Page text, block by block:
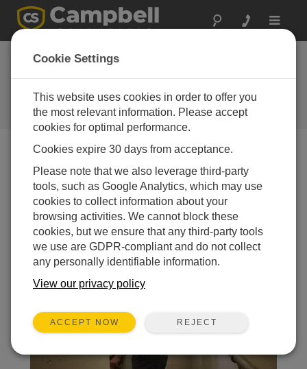
Toggle
VSPECT ®を使用した検証：不
良センサーか不良データか?
Jacqalyn Maughan| 更新日: 04/06/2023 | コメント: 0
Blog Menu
Cookie Settings
This website uses cookies in order to offer you
the most relevant information. Please accept
cookies for optimal performance.
Cookies expire 30 days from acceptance.
Please note that we also leverage third-party
tools, such as Google Analytics, which may use
cookies to collect information about your
browsing activities. We cannot block these
cookies, but we ensure that any third-party tools
we use are GDPR-compliant and do not collect
any personally identifiable information.
View our privacy policy
ACCEPT NOW REJECT